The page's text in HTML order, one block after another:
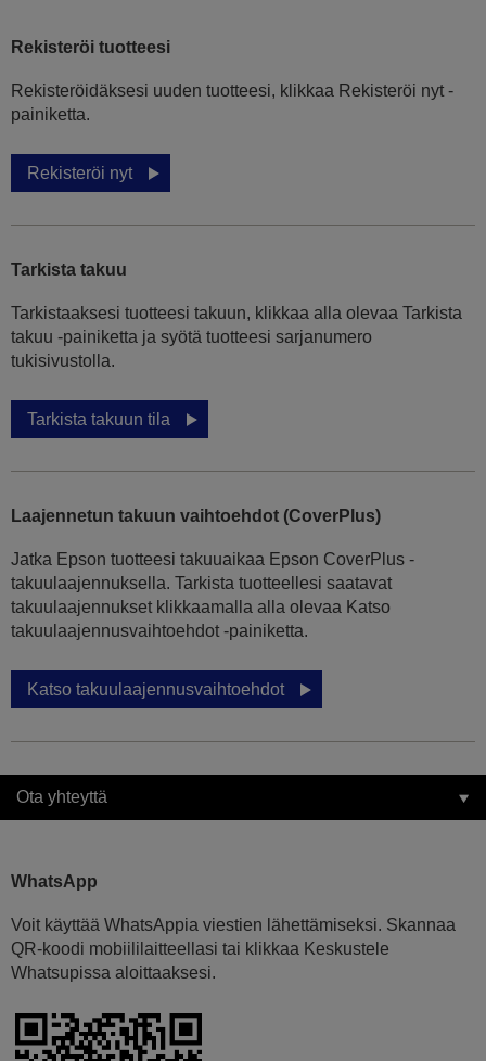
Rekisteröi tuotteesi
Rekisteröidäksesi uuden tuotteesi, klikkaa Rekisteröi nyt -
painiketta.
Rekisteröi nyt
Tarkista takuu
Tarkistaaksesi tuotteesi takuun, klikkaa alla olevaa Tarkista
takuu -painiketta ja syötä tuotteesi sarjanumero
tukisivustolla.
Tarkista takuun tila
Laajennetun takuun vaihtoehdot (CoverPlus)
Jatka Epson tuotteesi takuuaikaa Epson CoverPlus -
takuulaajennuksella. Tarkista tuotteellesi saatavat
takuulaajennukset klikkaamalla alla olevaa Katso
takuulaajennusvaihtoehdot -painiketta.
Katso takuulaajennusvaihtoehdot
Ota yhteyttä
WhatsApp
Voit käyttää WhatsAppia viestien lähettämiseksi. Skannaa
QR-koodi mobiililaitteellasi tai klikkaa Keskustele
Whatsupissa aloittaaksesi.